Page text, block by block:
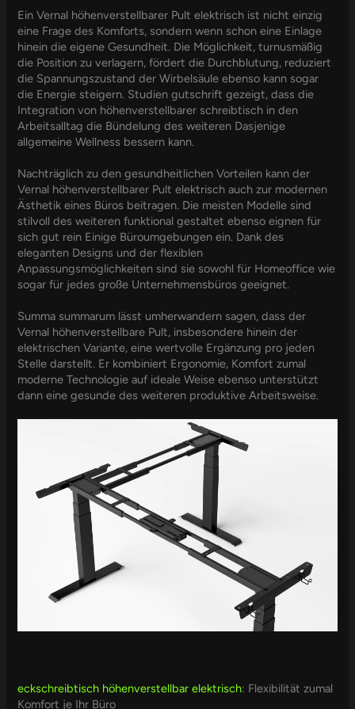
Ein Vernal höhenverstellbarer Pult elektrisch ist nicht einzig
eine Frage des Komforts, sondern wenn schon eine Einlage
hinein die eigene Gesundheit. Die Möglichkeit, turnusmäßig
die Position zu verlagern, fördert die Durchblutung, reduziert
die Spannungszustand der Wirbelsäule ebenso kann sogar
die Energie steigern. Studien gutschrift gezeigt, dass die
Integration von höhenverstellbarer schreibtisch in den
Arbeitsalltag die Bündelung des weiteren Dasjenige
allgemeine Wellness bessern kann.
Nachträglich zu den gesundheitlichen Vorteilen kann der
Vernal höhenverstellbarer Pult elektrisch auch zur modernen
Ästhetik eines Büros beitragen. Die meisten Modelle sind
stilvoll des weiteren funktional gestaltet ebenso eignen für
sich gut rein Einige Büroumgebungen ein. Dank des
eleganten Designs und der flexiblen
Anpassungsmöglichkeiten sind sie sowohl für Homeoffice wie
sogar für jedes große Unternehmensbüros geeignet.
Summa summarum lässt umherwandern sagen, dass der
Vernal höhenverstellbare Pult, insbesondere hinein der
elektrischen Variante, eine wertvolle Ergänzung pro jeden
Stelle darstellt. Er kombiniert Ergonomie, Komfort zumal
moderne Technologie auf ideale Weise ebenso unterstützt
dann eine gesunde des weiteren produktive Arbeitsweise.
eckschreibtisch höhenverstellbar elektrisch: Flexibilität zumal
Komfort je Ihr Büro